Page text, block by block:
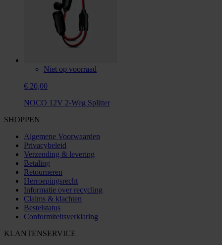
Niet op voorraad
€ 20,00
NOCO 12V 2-Weg Splitter
SHOPPEN
Algemene Voorwaarden
Privacybeleid
Verzending & levering
Betaling
Retourneren
Herroepingsrecht
Informatie over recycling
Claims & klachten
Bestelstatus
Conformiteitsverklaring
KLANTENSERVICE